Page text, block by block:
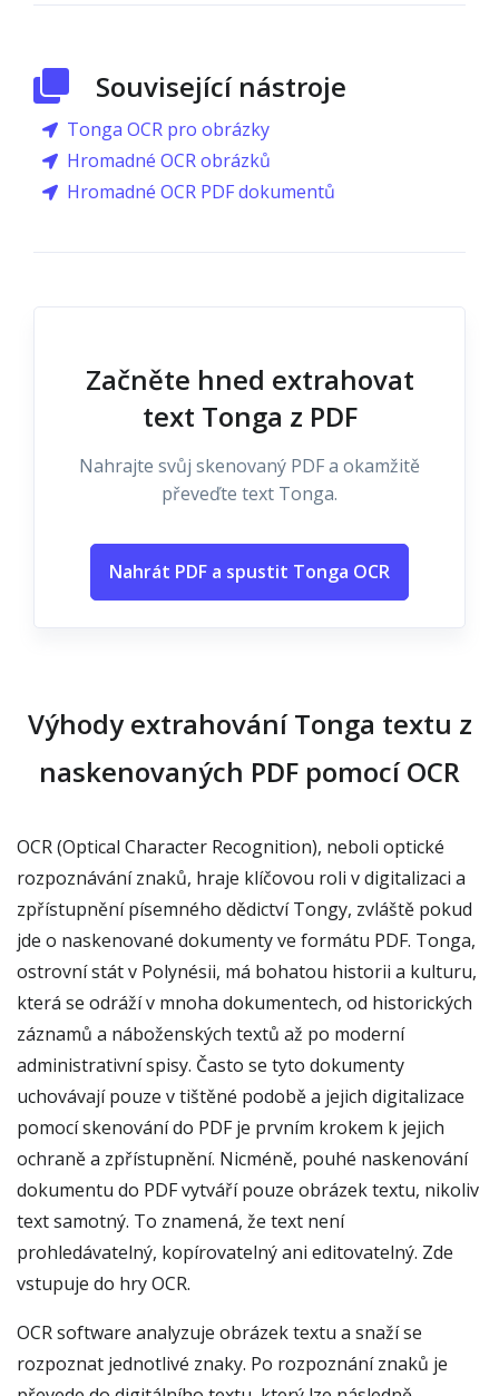
Související nástroje
Tonga OCR pro obrázky
Hromadné OCR obrázků
Hromadné OCR PDF dokumentů
Začněte hned extrahovat
text Tonga z PDF
Nahrajte svůj skenovaný PDF a okamžitě
převeďte text Tonga.
Nahrát PDF a spustit Tonga OCR
Výhody extrahování Tonga textu z
naskenovaných PDF pomocí OCR
OCR (Optical Character Recognition), neboli optické
rozpoznávání znaků, hraje klíčovou roli v digitalizaci a
zpřístupnění písemného dědictví Tongy, zvláště pokud
jde o naskenované dokumenty ve formátu PDF. Tonga,
ostrovní stát v Polynésii, má bohatou historii a kulturu,
která se odráží v mnoha dokumentech, od historických
záznamů a náboženských textů až po moderní
administrativní spisy. Často se tyto dokumenty
uchovávají pouze v tištěné podobě a jejich digitalizace
pomocí skenování do PDF je prvním krokem k jejich
ochraně a zpřístupnění. Nicméně, pouhé naskenování
dokumentu do PDF vytváří pouze obrázek textu, nikoliv
text samotný. To znamená, že text není
prohledávatelný, kopírovatelný ani editovatelný. Zde
vstupuje do hry OCR.
OCR software analyzuje obrázek textu a snaží se
rozpoznat jednotlivé znaky. Po rozpoznání znaků je